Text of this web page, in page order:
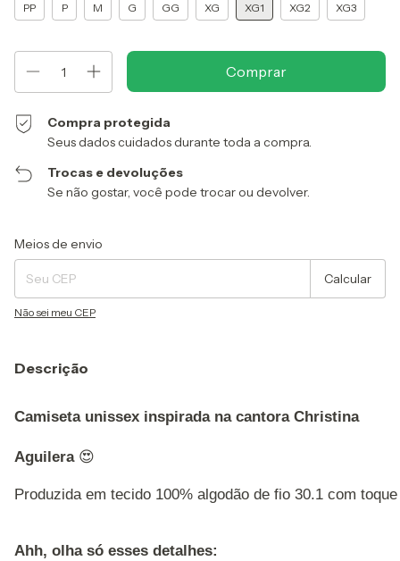
PP P M G GG XG XG1 XG2 XG3
Compra protegida
Seus dados cuidados durante toda a compra.
Trocas e devoluções
Se não gostar, você pode trocar ou devolver.
Entregas para o CEP:
Meios de envio
Calcular
Não sei meu CEP
Descrição
Camiseta unissex inspirada na cantora Christina
Aguilera 😍
Produzida em tecido 100% algodão de fio 30.1 com
Ahh, olha só esses detalhes: